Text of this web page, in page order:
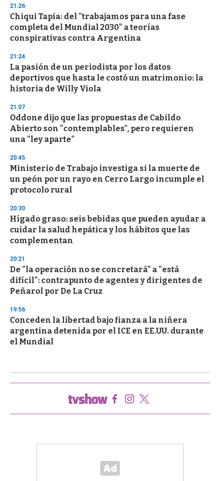
s
e
c
o
n
s
21:26
Chiqui Tapia: del "trabajamos para una fase
completa del Mundial 2030" a teorías
conspirativas contra Argentina
21:24
La pasión de un periodista por los datos
deportivos que hasta le costó un matrimonio: la
historia de Willy Viola
21:07
Oddone dijo que las propuestas de Cabildo
Abierto son "contemplables", pero requieren
una "ley aparte"
20:45
Ministerio de Trabajo investiga si la muerte de
un peón por un rayo en Cerro Largo incumple el
protocolo rural
20:30
Hígado graso: seis bebidas que pueden ayudar a
cuidar la salud hepática y los hábitos que las
complementan
20:21
De "la operación no se concretará" a "está
difícil": contrapunto de agentes y dirigentes de
Peñarol por De La Cruz
19:56
Conceden la libertad bajo fianza a la niñera
argentina detenida por el ICE en EE.UU. durante
el Mundial